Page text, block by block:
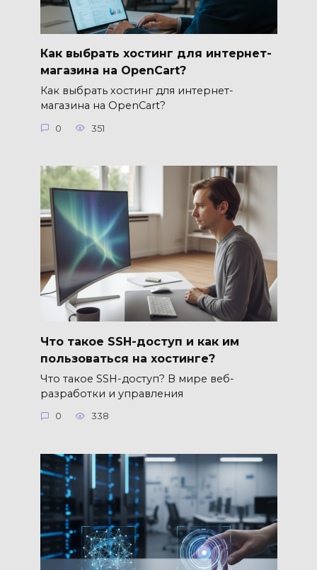
Как выбрать хостинг для интернет-
магазина на OpenCart?
Как выбрать хостинг для интернет-
магазина на OpenCart?
0 351
Что такое SSH-доступ и как им
пользоваться на хостинге?
Что такое SSH-доступ? В мире веб-
разработки и управления
0 338